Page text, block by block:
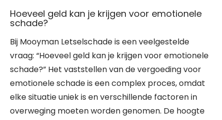
Hoeveel geld kan je krijgen voor emotionele
schade?
Bij Mooyman Letselschade is een veelgestelde
vraag: “Hoeveel geld kan je krijgen voor emotionele
schade?” Het vaststellen van de vergoeding voor
emotionele schade is een complex proces, omdat
elke situatie uniek is en verschillende factoren in
overweging moeten worden genomen. De hoogte